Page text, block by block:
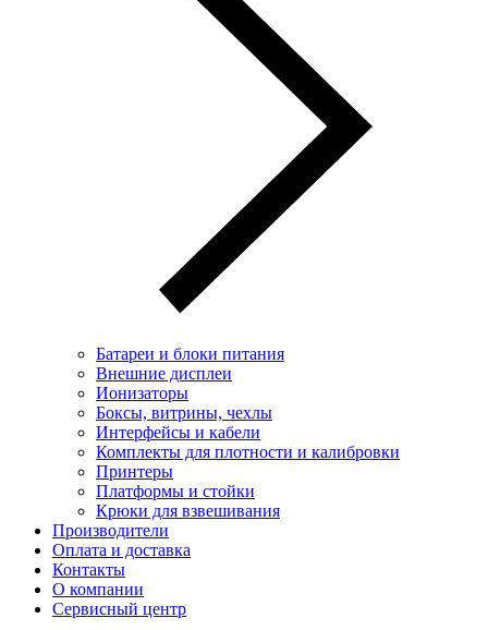
Батареи и блоки питания
Внешние дисплеи
Ионизаторы
Боксы, витрины, чехлы
Интерфейсы и кабели
Комплекты для плотности и калибровки
Принтеры
Платформы и стойки
Крюки для взвешивания
Производители
Оплата и доставка
Контакты
О компании
Сервисный центр